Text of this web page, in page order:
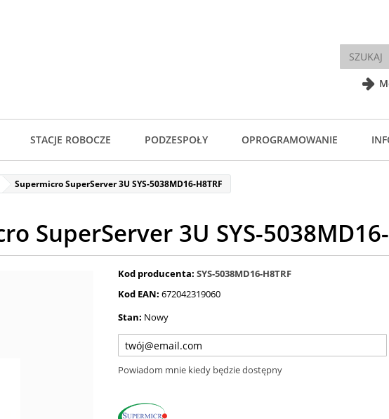
STACJE ROBOCZE PODZESPOŁY OPROGRAMOWANIE
Supermicro SuperServer 3U SYS-5038MD16-H8TRF
SuperServer 3U SYS-
Kod producenta: SYS-5038MD16-H8TRF
Kod EAN: 672042319060
Stan: Nowy
Powiadom mnie kiedy będzie dostępny